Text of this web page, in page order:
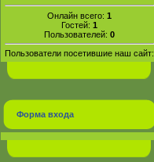
Онлайн всего: 1
Гостей: 1
Пользователей: 0
Пользователи посетившие наш сайт:
Форма входа